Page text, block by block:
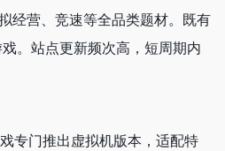
经营、竞速等全品类题材。既有
。站点更新频次高，短周期内
专门推出虚拟机版本，适配特